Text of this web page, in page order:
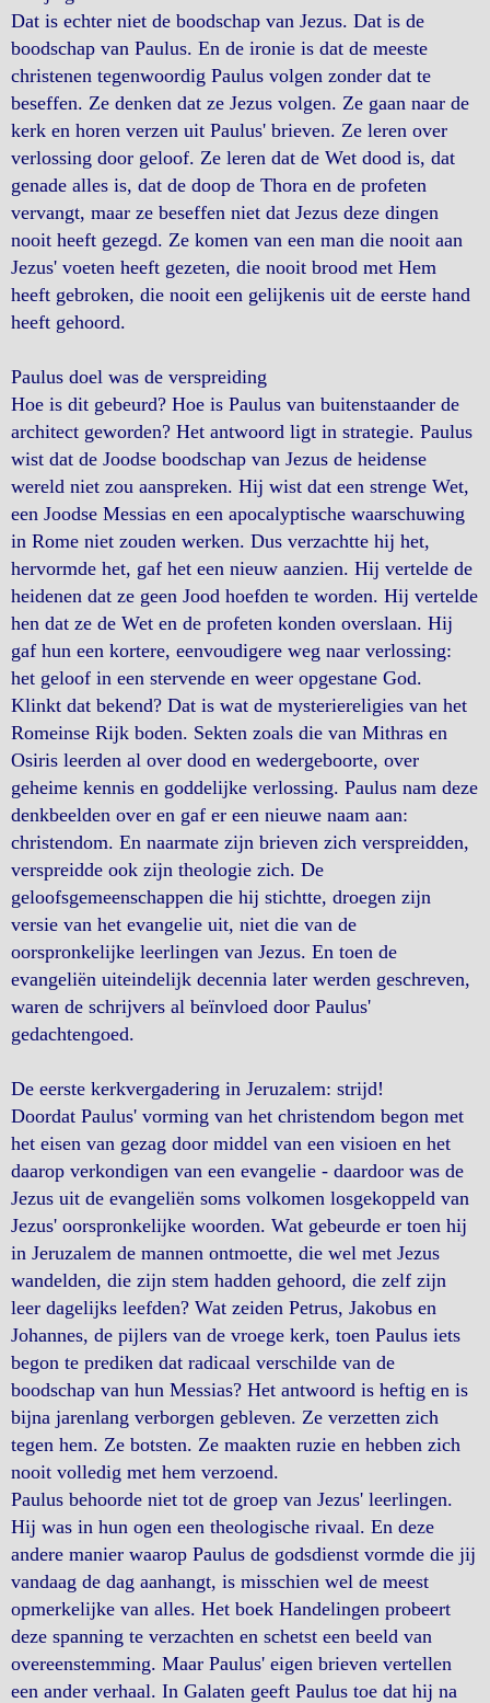
Dat is echter niet de boodschap van Jezus. Dat is de
boodschap van Paulus. En de ironie is dat de meeste
christenen tegenwoordig Paulus volgen zonder dat te
beseffen. Ze denken dat ze Jezus volgen. Ze gaan naar de
kerk en horen verzen uit Paulus' brieven. Ze leren over
verlossing door geloof. Ze leren dat de Wet dood is, dat
genade alles is, dat de doop de Thora en de profeten
vervangt, maar ze beseffen niet dat Jezus deze dingen
nooit heeft gezegd. Ze komen van een man die nooit aan
Jezus' voeten heeft gezeten, die nooit brood met Hem
heeft gebroken, die nooit een gelijkenis uit de eerste hand
heeft gehoord.
Paulus doel was de verspreiding
Hoe is dit gebeurd? Hoe is Paulus van buitenstaander de
architect geworden? Het antwoord ligt in strategie. Paulus
wist dat de Joodse boodschap van Jezus de heidense
wereld niet zou aanspreken. Hij wist dat een strenge Wet,
een Joodse Messias en een apocalyptische waarschuwing
in Rome niet zouden werken. Dus verzachtte hij het,
hervormde het, gaf het een nieuw aanzien. Hij vertelde de
heidenen dat ze geen Jood hoefden te worden. Hij vertelde
hen dat ze de Wet en de profeten konden overslaan. Hij
gaf hun een kortere, eenvoudigere weg naar verlossing:
het geloof in een stervende en weer opgestane God.
Klinkt dat bekend? Dat is wat de mysteriereligies van het
Romeinse Rijk boden. Sekten zoals die van Mithras en
Osiris leerden al over dood en wedergeboorte, over
geheime kennis en goddelijke verlossing. Paulus nam deze
denkbeelden over en gaf er een nieuwe naam aan:
christendom. En naarmate zijn brieven zich verspreidden,
verspreidde ook zijn theologie zich. De
geloofsgemeenschappen die hij stichtte, droegen zijn
versie van het evangelie uit, niet die van de
oorspronkelijke leerlingen van Jezus. En toen de
evangeliën uiteindelijk decennia later werden geschreven,
waren de schrijvers al beïnvloed door Paulus'
gedachtengoed.
De eerste kerkvergadering in Jeruzalem: strijd!
Doordat Paulus' vorming van het christendom begon met
het eisen van gezag door middel van een visioen en het
daarop verkondigen van een evangelie - daardoor was de
Jezus uit de evangeliën soms volkomen losgekoppeld van
Jezus' oorspronkelijke woorden. Wat gebeurde er toen hij
in Jeruzalem de mannen ontmoette, die wel met Jezus
wandelden, die zijn stem hadden gehoord, die zelf zijn
leer dagelijks leefden? Wat zeiden Petrus, Jakobus en
Johannes, de pijlers van de vroege kerk, toen Paulus iets
begon te prediken dat radicaal verschilde van de
boodschap van hun Messias? Het antwoord is heftig en is
bijna jarenlang verborgen gebleven. Ze verzetten zich
tegen hem. Ze botsten. Ze maakten ruzie en hebben zich
nooit volledig met hem verzoend.
Paulus behoorde niet tot de groep van Jezus' leerlingen.
Hij was in hun ogen een theologische rivaal. En deze
andere manier waarop Paulus de godsdienst vormde die jij
vandaag de dag aanhangt, is misschien wel de meest
opmerkelijke van alles. Het boek Handelingen probeert
deze spanning te verzachten en schetst een beeld van
overeenstemming. Maar Paulus' eigen brieven vertellen
een ander verhaal. In Galaten geeft Paulus toe dat hij na